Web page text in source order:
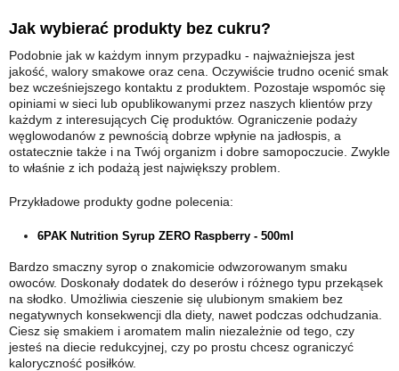
Jak wybierać produkty bez cukru?
Podobnie jak w każdym innym przypadku - najważniejsza jest
jakość, walory smakowe oraz cena. Oczywiście trudno ocenić smak
bez wcześniejszego kontaktu z produktem. Pozostaje wspomóc się
opiniami w sieci lub opublikowanymi przez naszych klientów przy
każdym z interesujących Cię produktów. Ograniczenie podaży
węglowodanów z pewnością dobrze wpłynie na jadłospis, a
ostatecznie także i na Twój organizm i dobre samopoczucie. Zwykle
to właśnie z ich podażą jest największy problem.
Przykładowe produkty godne polecenia:
6PAK Nutrition Syrup ZERO Raspberry - 500ml
Bardzo smaczny syrop o znakomicie odwzorowanym smaku
owoców. Doskonały dodatek do deserów i różnego typu przekąsek
na słodko. Umożliwia cieszenie się ulubionym smakiem bez
negatywnych konsekwencji dla diety, nawet podczas odchudzania.
Ciesz się smakiem i aromatem malin niezależnie od tego, czy
jesteś na diecie redukcyjnej, czy po prostu chcesz ograniczyć
kaloryczność posiłków.